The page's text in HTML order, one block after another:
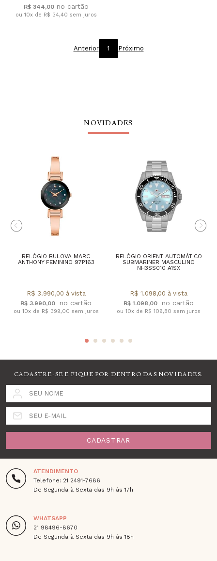
R$ 344,00
ou 10x de R$ 34,40 sem juros
Anterior 1 Próximo
NOVIDADES
RELÓGIO BULOVA MARC
ANTHONY FEMININO 97P163
R$ 3.990,00
R$ 3.990,00 à vista
ou 10x de R$ 399,00 sem juros
RELÓGIO ORIENT AUTOMÁTICO
SUBMARINER MASCULINO
NH3SS010 A1SX
R$ 1.098,00
R$ 1.098,00 à vista
ou 10x de R$ 109,80 sem juros
CADASTRE-SE E FIQUE POR DENTRO DAS NOVIDADES.
SEU NOME
SEU E-MAIL
CADASTRAR
ATENDIMENTO
Telefone: 21 2491-7686
De Segunda à Sexta das 9h às 17h
WHATSAPP
21 98496-8670
De Segunda à Sexta das 9h às 18h